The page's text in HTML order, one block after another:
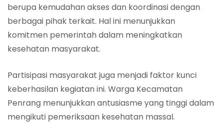
berupa kemudahan akses dan koordinasi dengan
berbagai pihak terkait. Hal ini menunjukkan
komitmen pemerintah dalam meningkatkan
kesehatan masyarakat.
Partisipasi masyarakat juga menjadi faktor kunci
keberhasilan kegiatan ini. Warga Kecamatan
Penrang menunjukkan antusiasme yang tinggi dalam
mengikuti pemeriksaan kesehatan massal.